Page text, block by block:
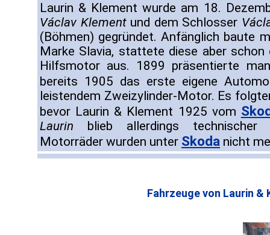
Laurin & Klement wurde am 18.
Václav Klementund dem Schlosser
(Böhmen) gegründet. Anfänglich baute
Marke Slavia, stattete diese aber
Hilfsmotor aus. 1899 präsentierte
bereits 1905 das erste eigene
leistendem Zweizylinder-Motor. Es
bevor Laurin & Klement 1925 vom
Laurin blieb allerdings technischer
Motorräder wurden unter Skoda nicht
Fahrzeuge von Laurin &